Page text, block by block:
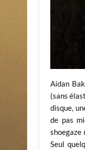
Aidan
(sans
disque,
de pas
Seul